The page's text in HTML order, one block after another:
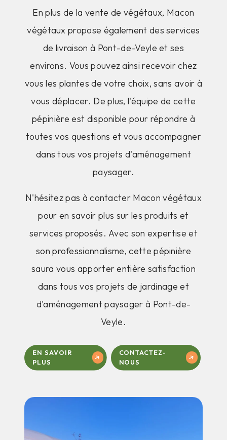
En plus de la vente de végétaux, Macon
végétaux propose également des services
de livraison à Pont-de-Veyle et ses
environs. Vous pouvez ainsi recevoir chez
vous les plantes de votre choix, sans avoir à
vous déplacer. De plus, l'équipe de cette
pépinière est disponible pour répondre à
toutes vos questions et vous accompagner
dans tous vos projets d'aménagement
paysager.
N'hésitez pas à contacter Macon végétaux
pour en savoir plus sur les produits et
services proposés. Avec son expertise et
son professionnalisme, cette pépinière
saura vous apporter entière satisfaction
dans tous vos projets de jardinage et
d'aménagement paysager à Pont-de-
Veyle.
EN SAVOIR
PLUS
CONTACTEZ-
NOUS